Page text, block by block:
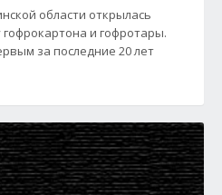
области открылась
и гофротары.
за последние 20 лет